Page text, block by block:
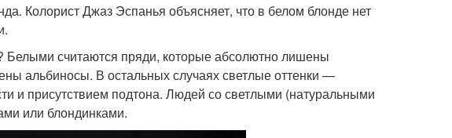
Колорист Джаз Эспанья объясняет, что в белом блонде нет
Белыми считаются пряди, которые абсолютно лишены
альбиносы. В остальных случаях светлые оттенки —
и присутствием подтона. Людей со светлыми (натуральными
или блондинками.